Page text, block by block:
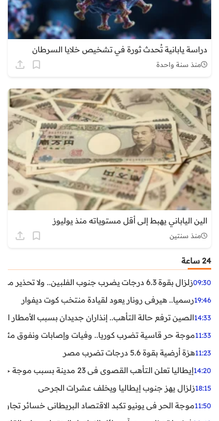
دراسة يابانية تُحدث ثورة في تشخيص خلايا السرطان
منذ سنة واحدة
الين الياباني يهبط إلى أقل مستوياته منذ يوليوز
منذ سنتين
24 ساعة
09:30زلزال بقوة 6.3 درجات يضرب جنوب الفلبين.. ولا تحذير من تسونامي حتى الآن
19:46رسميا.. هيرفي رونار يعود لقيادة منتخب كوت ديفوار
14:33الصين ترفع حالة التأهب.. إنذاران جديدان بسبب الأمطار
11:33موجة حر قاسية تضرب كوريا.. وفيات وإصابات ونفوق مئات
11:23هزة أرضية بقوة 5.6 درجات تضرب مصر
14:20إيطاليا تعلن التأهب القصوى في 23 مدينة بسبب موجة حر شديدة
18:15زلزال يهز جنوب إيطاليا ويخلف عشرات الجرحى
11:50موجة الحر في يونيو تكبد الاقتصاد البريطاني خسائر تجاوزت 1.5 مليار